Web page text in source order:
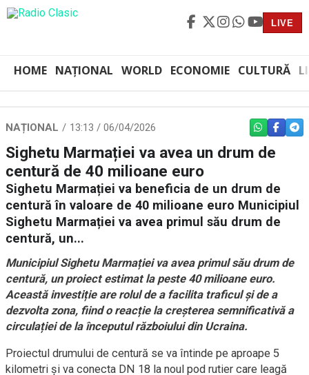
LIVE
HOME NAȚIONAL WORLD ECONOMIE CULTURĂ
NAȚIONAL 13:13 / 06/04/2026 WHATSAPP
Sighetu Marmației va avea un drum de
centură de 40 milioane euro
Sighetu Marmației va beneficia de un drum de
centură în valoare de 40 milioane euro Municipiul
Sighetu Marmației va avea primul său drum de
centură, un...
Municipiul Sighetu Marmației va avea primul său drum de
centură, un proiect estimat la peste 40 milioane euro.
Această investiție are rolul de a facilita traficul și de a
dezvolta zona, fiind o reacție la creșterea semnificativă a
circulației de la începutul războiului din Ucraina.
Proiectul drumului de centură se va întinde pe aproape 5
kilometri și va conecta DN 18 la noul pod rutier care leagă